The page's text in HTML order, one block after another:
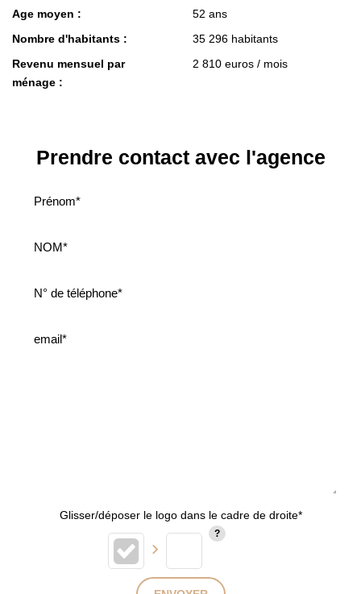
Age moyen :
52 ans
Nombre d'habitants :
35 296 habitants
Revenu mensuel par
ménage :
2 810 euros / mois
Prendre contact avec l'agence
Glisser/déposer le logo dans le cadre de droite*